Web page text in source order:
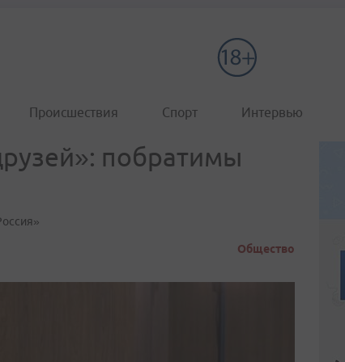
Происшествия Спорт Интервью
побратимы
Общество